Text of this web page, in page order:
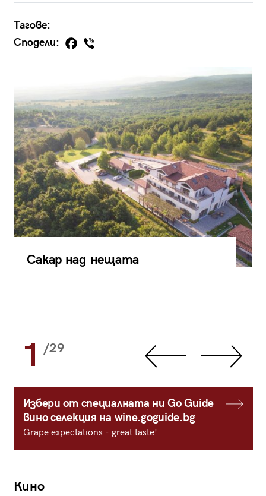
Тагове:
Сподели:
Сакар над нещата
1 /29
Избери от специалната ни Go Guide
вино селекция на wine.goguide.bg
Grape expectations - great taste!
Кино